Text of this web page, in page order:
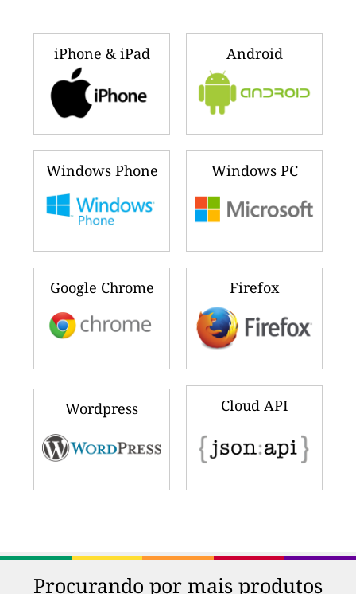
iPhone & iPad Android
Windows Phone Windows PC
Google Chrome Firefox
Wordpress Cloud API
Procurando por mais produtos